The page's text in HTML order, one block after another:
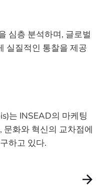
심층 분석하며, 글로벌
실질적인 통찰을 제공
는 INSEAD의 마케팅
문화와 혁신의 교차점에
하고 있다.